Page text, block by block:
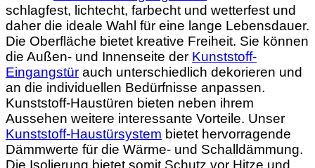
schlagfest, lichtecht, farbecht und wetterfest und
daher die ideale Wahl für eine lange Lebensdauer.
Die Oberfläche bietet kreative Freiheit. Sie können
die Außen- und Innenseite der Kunststoff-
Eingangstür auch unterschiedlich dekorieren und
an die individuellen Bedürfnisse anpassen.
Kunststoff-Haustüren bieten neben ihrem
Aussehen weitere interessante Vorteile. Unser
Kunststoff-Haustürsystem bietet hervorragende
Dämmwerte für die Wärme- und Schalldämmung.
Die Isolierung bietet somit Schutz vor Hitze und